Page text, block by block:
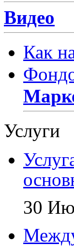
Видео
Как
Услуги
30